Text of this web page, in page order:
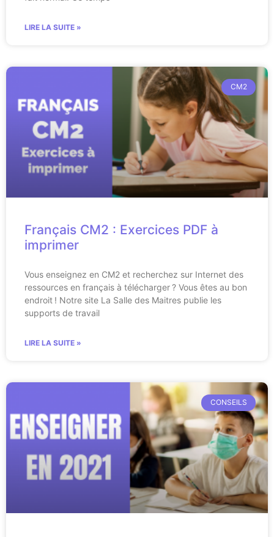
LIRE LA SUITE »
CM2
Français CM2 : Exercices PDF à
imprimer
Vous enseignez en CM2 et recherchez sur Internet des
ressources en français à télécharger ? Vous êtes au bon
endroit ! Notre site La Salle des Maitres publie les
supports de travail
LIRE LA SUITE »
CONSEILS